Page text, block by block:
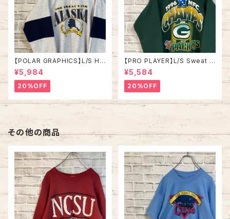
【POLAR GRAPHICS】L/S Hal
fZip Sweat XL Made in US
A 90s “ALASKA” スーベニア
ハーフジップスウェット トレーナ
ー アラスカ お土産モノ vintag
e ヴィンテージ アメリカ USA
¥5,984
20%OFF
【PRO PLAYER】L/S Sweat L
相当 90s Made in USA “PA
CKERS” NFL チームモノ スウ
ェット トレーナー USA製 チーム
ロゴ 1996 CHAMPS 優勝記念
深緑 アメリカ USA 古着
¥5,584
20%OFF
その他の商品